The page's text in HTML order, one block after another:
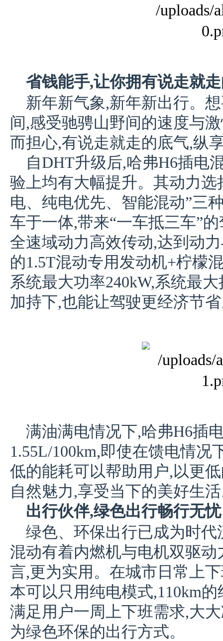
省钱能手,让你拥有说走就
新年新气象,新年新出行。
间,感受驰骋山野间的速度与
而担心,有说走就走的底气,纵
自DHT升级后,哈弗H6插电
验上均有大幅提升。其动力
电、纯电优先、智能混动”三
车于一体,带来“一车抵三车”
全速域动力高效传动,达到动
的1.5T混动专用发动机+柠檬
系统最大功率240kW,系统最
加持下,也能让驾驶更经济节
满油满电情况下,哈弗H6插
1.55L/100km,即使在馈电情况
低的能耗可以帮助用户,以更
自然魅力,享受当下的美好生
出行伙伴,绿色出行畅行无忧
绿色、环保出行已成为时
混动有着内燃机与电机双驱
言,更为实用。在城市日常上
本可以只用纯电模式,110km
满足用户一周上下班需求,大
为绿色环保的出行方式。